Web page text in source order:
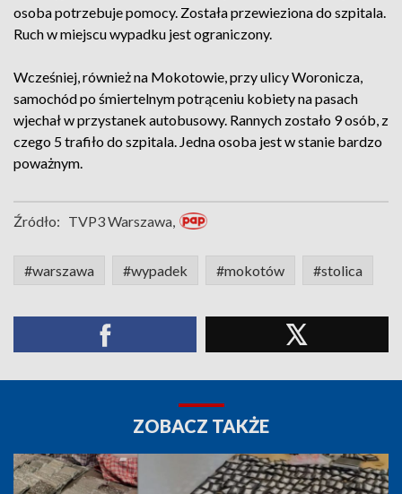
osoba potrzebuje pomocy. Została przewieziona do szpitala.
Ruch w miejscu wypadku jest ograniczony.
Wcześniej, również na Mokotowie, przy ulicy Woronicza,
samochód po śmiertelnym potrąceniu kobiety na pasach
wjechał w przystanek autobusowy. Rannych zostało 9 osób, z
czego 5 trafiło do szpitala. Jedna osoba jest w stanie bardzo
poważnym.
Źródło: TVP3 Warszawa,
#warszawa #wypadek #mokotów #stolica
ZOBACZ TAKŻE